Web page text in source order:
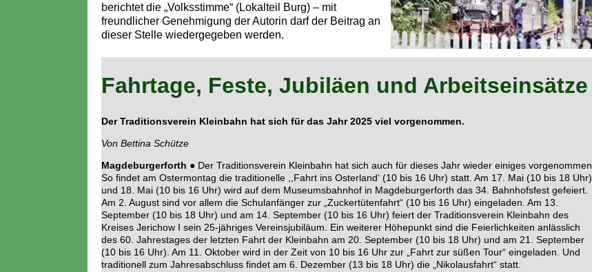
berichtet die „Volksstimme“ (Lokalteil Burg) – mit
freundlicher Genehmigung der Autorin darf der Beitrag an
dieser Stelle wiedergegeben werden.
Fahrtage, Feste, Jubiläen und Arbeitseinsätze
Der Traditionsverein Kleinbahn hat sich für das Jahr 2025 viel vorgenommen.
Von Bettina Schütze
Magdeburgerforth ● Der Traditionsverein Kleinbahn hat sich auch für dieses Jahr wieder einiges vorgenommen.
So findet am Ostermontag die traditionelle ,,Fahrt ins Osterland‘ (10 bis 16 Uhr) statt. Am 17. Mai (10 bis 18 Uhr)
und 18. Mai (10 bis 16 Uhr) wird auf dem Museumsbahnhof in Magdeburgerforth das 34. Bahnhofsfest gefeiert.
Am 2. August sind vor allem die Schulanfänger zur „Zuckertütenfahrt“ (10 bis 16 Uhr) eingeladen. Am 13.
September (10 bis 18 Uhr) und am 14. September (10 bis 16 Uhr) feiert der Traditionsverein Kleinbahn des
Kreises Jerichow I sein 25-jähriges Vereinsjubiläum. Ein weiterer Höhepunkt sind die Feierlichkeiten anlässlich
des 60. Jahrestages der letzten Fahrt der Kleinbahn am 20. September (10 bis 18 Uhr) und am 21. September
(10 bis 16 Uhr). Am 11. Oktober wird in der Zeit von 10 bis 16 Uhr zur „Fahrt zur süßen Tour“ eingeladen. Und
traditionell zum Jahresabschluss findet am 6. Dezember (13 bis 18 Uhr) die „Nikolausfahrt“ statt.